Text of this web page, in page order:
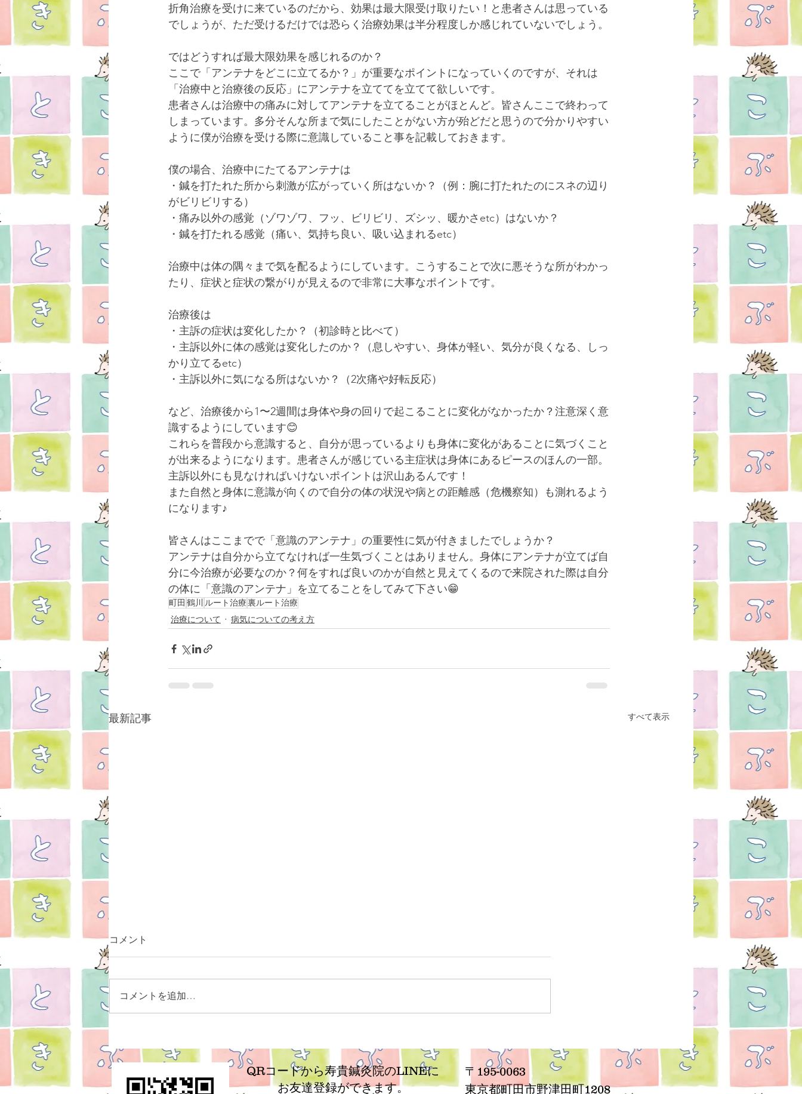
折角治療を受けに来ているのだから、効果は最大限受け取りたい！と患者さんは思っている
でしょうが、ただ受けるだけでは恐らく治療効果は半分程度しか感じれていないでしょう。
ではどうすれば最大限効果を感じれるのか？
ここで「アンテナをどこに立てるか？」が重要なポイントになっていくのですが、それは
「治療中と治療後の反応」にアンテナを立ててを立てて欲しいです。
患者さんは治療中の痛みに対してアンテナを立てることがほとんど。皆さんここで終わって
しまっています。多分そんな所まで気にしたことがない方が殆どだと思うので分かりやすい
ように僕が治療を受ける際に意識していること事を記載しておきます。
僕の場合、治療中にたてるアンテナは
・鍼を打たれた所から刺激が広がっていく所はないか？（例：腕に打たれたのにスネの辺り
がビリビリする）
・痛み以外の感覚（ゾワゾワ、フッ、ビリビリ、ズシッ、暖かさetc）はないか？
・鍼を打たれる感覚（痛い、気持ち良い、吸い込まれるetc）
治療中は体の隅々まで気を配るようにしています。こうすることで次に悪そうな所がわかっ
たり、症状と症状の繋がりが見えるので非常に大事なポイントです。
治療後は
・主訴の症状は変化したか？（初診時と比べて）
・主訴以外に体の感覚は変化したのか？（息しやすい、身体が軽い、気分が良くなる、しっ
かり立てるetc）
・主訴以外に気になる所はないか？（2次痛や好転反応）
など、治療後から1〜2週間は身体や身の回りで起こることに変化がなかったか？注意深く意
識するようにしています😊
これらを普段から意識すると、自分が思っているよりも身体に変化があることに気づくこと
が出来るようになります。患者さんが感じている主症状は身体にあるピースのほんの一部。
主訴以外にも見なければいけないポイントは沢山あるんです！
また自然と身体に意識が向くので自分の体の状況や病との距離感（危機察知）も測れるよう
になります♪
皆さんはここまでで「意識のアンテナ」の重要性に気が付きましたでしょうか？
アンテナは自分から立てなければ一生気づくことはありません。身体にアンテナが立てば自
分に今治療が必要なのか？何をすれば良いのかが自然と見えてくるので来院された際は自分
の体に「意識のアンテナ」を立てることをしてみて下さい😁
町田 鶴川 ルート治療裏ルート治療
治療について
病気についての考え方
最新記事 すべて表示
腰痛の人にある共通項 なぜブログを書くのか
コメント
コメントを追加…
QRコードから寿貴鍼灸院のLINEに
お友達登録ができます。
〒195-0063
​東京都町田市野津田町1208